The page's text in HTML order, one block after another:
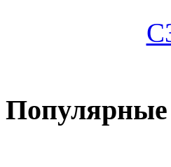
Популярные